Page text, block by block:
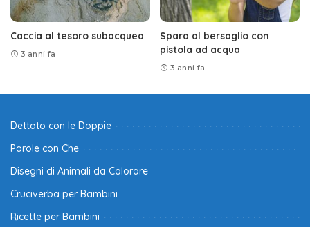
Caccia al tesoro subacquea
3 anni fa
Spara al bersaglio con
pistola ad acqua
3 anni fa
Dettato con le Doppie
Parole con Che
Disegni di Animali da Colorare
Cruciverba per Bambini
Ricette per Bambini